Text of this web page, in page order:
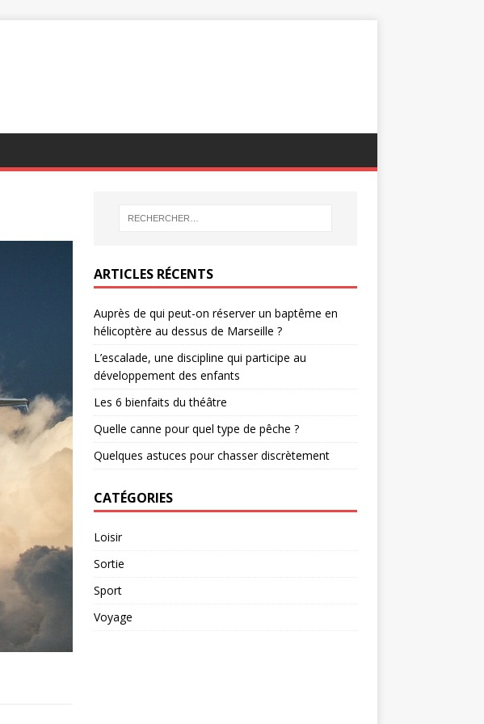
ARTICLES RÉCENTS
Auprès de qui peut-on réserver un baptême en
hélicoptère au dessus de Marseille ?
L’escalade, une discipline qui participe au
développement des enfants
Les 6 bienfaits du théâtre
Quelle canne pour quel type de pêche ?
Quelques astuces pour chasser discrètement
CATÉGORIES
Loisir
Sortie
Sport
Voyage